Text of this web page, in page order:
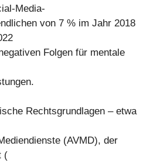
Media-
von 7 % im Jahr 2018
Folgen für mentale
Rechtsgrundlagen – etwa
(AVMD), der
(